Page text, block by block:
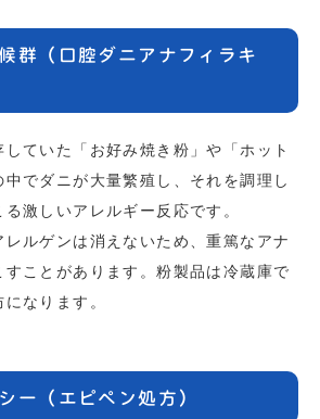
群（口腔ダニアナフィラキ
ていた「お好み焼き粉」や「ホット
でダニが大量繁殖し、それを調理し
激しいアレルギー反応です。
ルゲンは消えないため、重篤なアナ
すことがあります。粉製品は冷蔵庫で
なります。
ー（エピペン処方）